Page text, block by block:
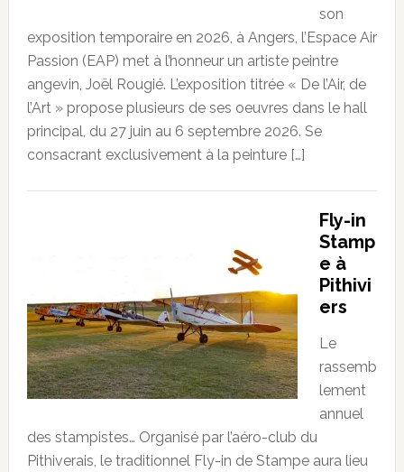
son
exposition temporaire en 2026, à Angers, l’Espace Air
Passion (EAP) met à l’honneur un artiste peintre
angevin, Joël Rougié. L’exposition titrée « De l’Air, de
l’Art » propose plusieurs de ses oeuvres dans le hall
principal, du 27 juin au 6 septembre 2026. Se
consacrant exclusivement à la peinture […]
Fly-in
Stamp
e à
Pithivi
ers
Le
rassemb
lement
annuel
des stampistes… Organisé par l’aéro-club du
Pithiverais, le traditionnel Fly-in de Stampe aura lieu